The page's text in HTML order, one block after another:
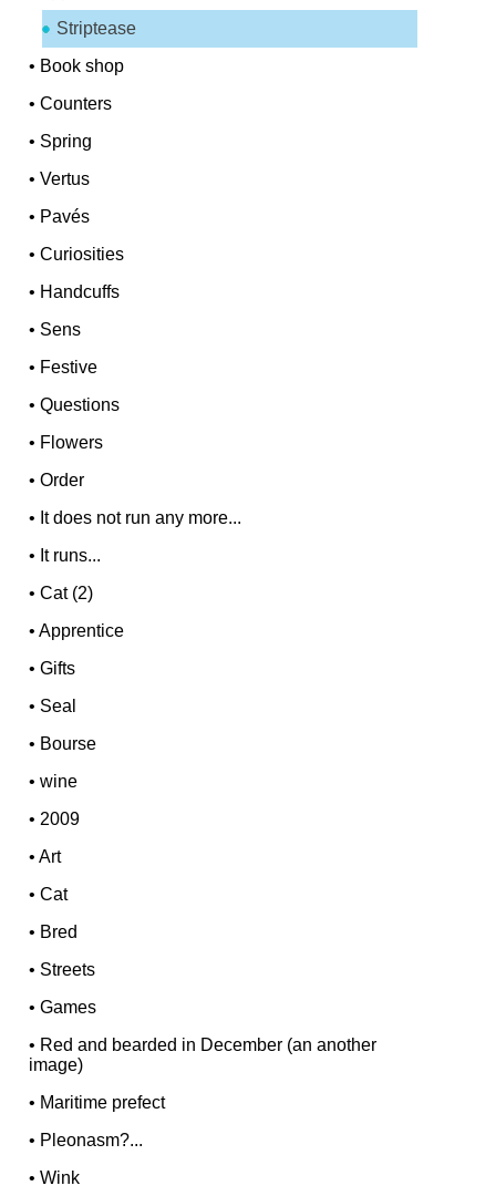
Striptease
• Book shop
•Counters
• Spring
•Vertus
• Pavés
•Curiosities
• Handcuffs
• Sens
• Festive
•Questions
• Flowers
•Order
• It does not run any more...
• It runs...
•Cat (2)
•Apprentice
•Gifts
• Seal
• Bourse
•wine
•2009
•Art
•Cat
• Bred
• Streets
•Games
• Red and bearded in December (an another
image)
• Maritime prefect
• Pleonasm?...
•Wink